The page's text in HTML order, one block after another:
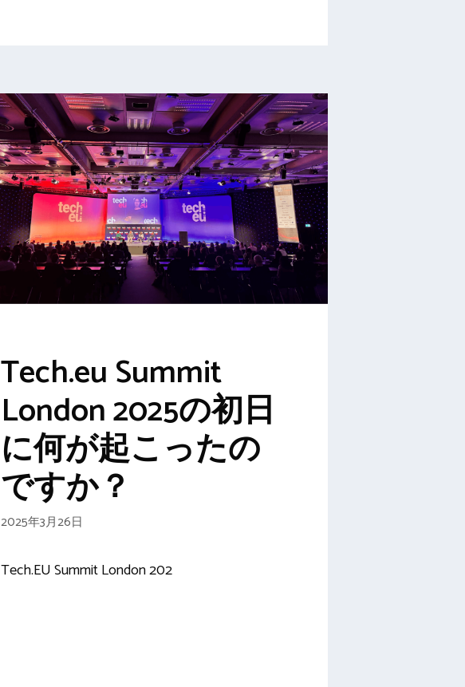
Tech.eu Summit
London 2025の初日
に何が起こったの
ですか？
2025年3月26日
Tech.EU Summit London 202